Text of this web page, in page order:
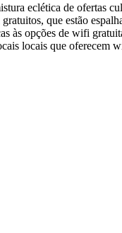
eclética de ofertas
que estão
opções de wifi
locais que oferecem